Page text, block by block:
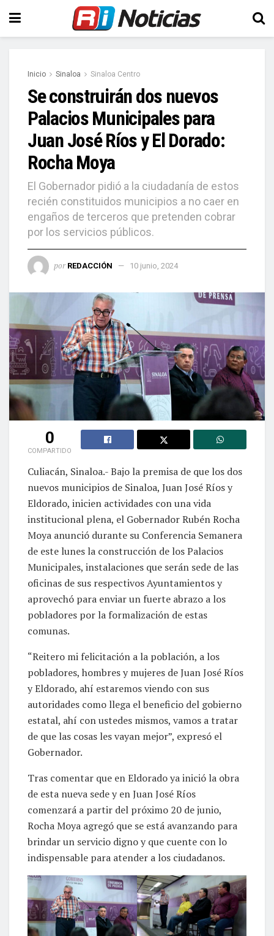
Inicio Sinaloa Sinaloa Centro
Se construirán dos nuevos
Palacios Municipales para
Juan José Ríos y El Dorado:
Rocha Moya
El Gobernador pidió a la ciudadanía de estos
recién constituidos municipios a no caer en
engaños de terceros que pretenden cobrar
por los servicios públicos.
por REDACCIÓN 10 junio, 2024
0
COMPARTIDO
Culiacán, Sinaloa.- Bajo la premisa de que los dos
nuevos municipios de Sinaloa, Juan José Ríos y
Eldorado, inicien actividades con una vida
institucional plena, el Gobernador Rubén Rocha
Moya anunció durante su Conferencia Semanera
de este lunes la construcción de los Palacios
Municipales, instalaciones que serán sede de las
oficinas de sus respectivos Ayuntamientos y
aprovechó para enviar un fuerte abrazo a los
pobladores por la formalización de estas
comunas.
“Reitero mi felicitación a la población, a los
pobladores, hombres y mujeres de Juan José Ríos
y Eldorado, ahí estaremos viendo con sus
autoridades como llega el beneficio del gobierno
estatal, ahí con ustedes mismos, vamos a tratar
de que las cosas les vayan mejor”, expresó el
Gobernador.
Tras comentar que en Eldorado ya inició la obra
de esta nueva sede y en Juan José Ríos
comenzará a partir del próximo 20 de junio,
Rocha Moya agregó que se está avanzando para
brindar un servicio digno y que cuente con lo
indispensable para atender a los ciudadanos.